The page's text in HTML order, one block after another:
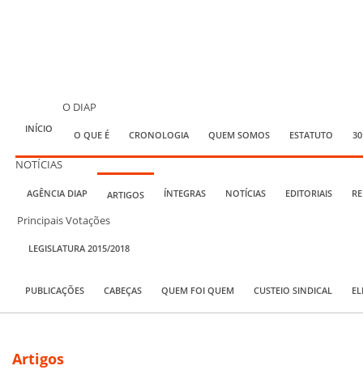
INÍCIO
O DIAP
O QUE É CRONOLOGIA QUEM SOMOS ESTATUTO
NOTÍCIAS
AGÊNCIA DIAP ARTIGOS ÍNTEGRAS NOTÍCIAS EDITORIAIS
Principais Votações
LEGISLATURA 2015/2018
PUBLICAÇÕES CABEÇAS QUEM FOI QUEM CUSTEIO SINDICAL
Artigos